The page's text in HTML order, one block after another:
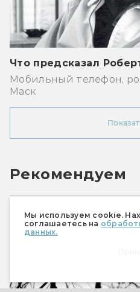
Мы используем cookie.
соглашаетесь на
данных.
Что предсказал
Мобильный телефон,
Маск
Рекомендуем